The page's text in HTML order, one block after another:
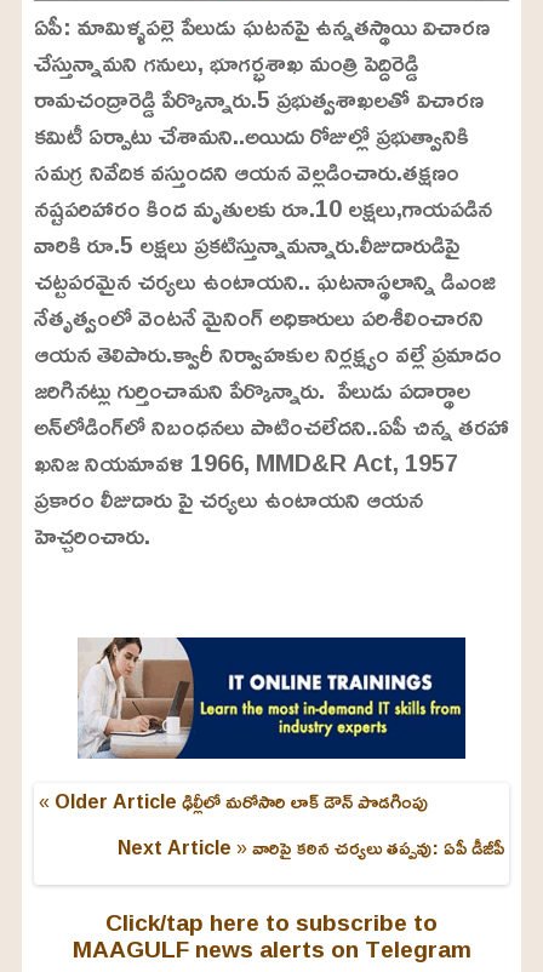
ఏపీ: మామిళ్ళపల్లె పేలుడు ఘటనపై ఉన్నతస్థాయి విచారణ
చేస్తున్నామని గనులు, భూగర్భశాఖ మంత్రి పెద్దిరెడ్డి
రామచంద్రారెడ్డి పేర్కొన్నారు.5 ప్రభుత్వశాఖలతో విచారణ
కమిటీ ఏర్పాటు చేశామని..అయిదు రోజుల్లో ప్రభుత్వానికి
సమగ్ర నివేదిక వస్తుందని ఆయన వెల్లడించారు.తక్షణం
నష్టపరిహారం కింద మృతులకు రూ.10 లక్షలు,గాయపడిన
వారికి రూ.5 లక్షలు ప్రకటిస్తున్నామన్నారు.లీజుదారుడిపై
చట్టపరమైన చర్యలు ఉంటాయని.. ఘటనాస్థలాన్ని డిఎంజి
నేతృత్వంలో వెంటనే మైనింగ్ అధికారులు పరిశీలించారని
ఆయన తెలిపారు.క్వారీ నిర్వాహకుల నిర్లక్ష్యం వల్లే ప్రమాదం
జరిగినట్లు గుర్తించామని పేర్కొన్నారు. పేలుడు పదార్థాల
అన్‌లోడింగ్‌లో నిబంధనలు పాటించలేదని..ఏపీ చిన్న తరహా
ఖనిజ నియమావళి 1966, MMD&R Act, 1957
ప్రకారం లీజుదారు పై చర్యలు ఉంటాయని ఆయన
హెచ్చరించారు.
U
n
m
u
t
e
3
%
« Older Articleఢిల్లీలో మరోసారి లాక్ డౌన్ పొడగింపు
Next Article »వారిపై కఠిన చర్యలు తప్పవు: ఏపీ డీజీపీ
Click/tap here to subscribe to
MAAGULF news alerts on Telegram